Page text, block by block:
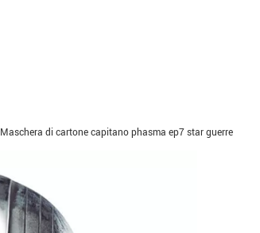
Maschera di cartone capitano phasma ep7 star guerre